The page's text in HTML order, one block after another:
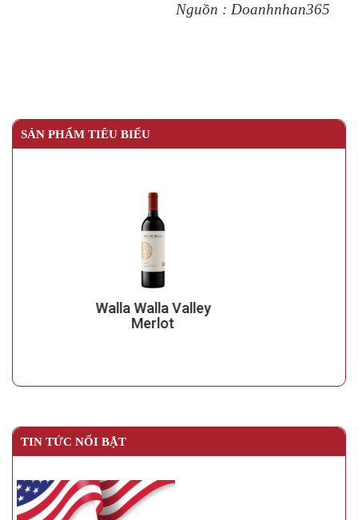
Nguồn : Doanhnhan365
SẢN PHẨM TIÊU BIỂU
Walla Walla Valley
Merlot
TIN TỨC NỔI BẬT